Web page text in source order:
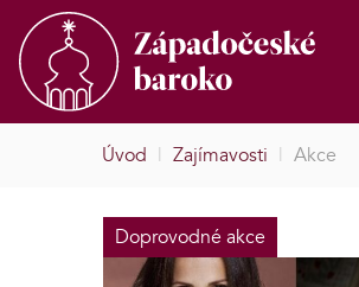
Úvod | Zajímavosti | Akce
Doprovodné akce